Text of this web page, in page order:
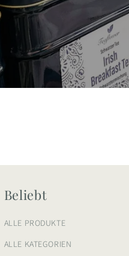
Beliebt
ALLE PRODUKTE
ALLE KATEGORIEN